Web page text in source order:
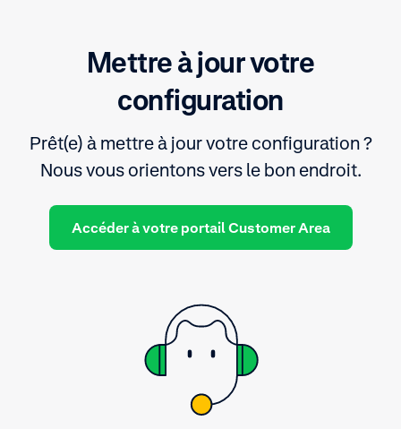
Mettre à jour votre
configuration
Prêt(e) à mettre à jour votre configuration ?
Nous vous orientons vers le bon endroit.
Accéder à votre portail Customer Area